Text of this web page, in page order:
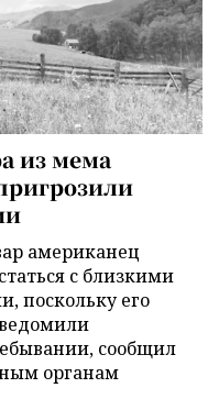
из мема
американец
с близкими
поскольку его
сообщил
органам